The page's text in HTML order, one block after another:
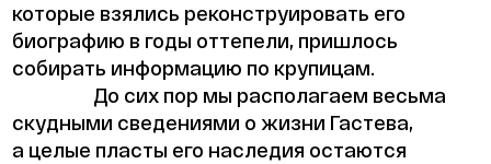
которые взялись реконструировать его
биографию в годы оттепели, пришлось
собирать информацию по крупицам.
До сих пор мы располагаем весьма
скудными сведениями о жизни Гастева,
а целые пласты его наследия остаются